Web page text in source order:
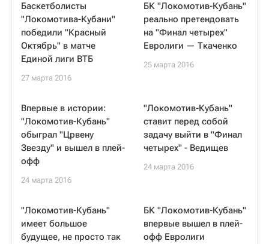
Баскетболисты
"Локомотива-Кубани"
победили "Красный
Октябрь" в матче
Единой лиги ВТБ
27 марта 2016
БК "Локомотив-Кубань"
реально претендовать
на "Финал четырех"
Евролиги — Ткаченко
25 марта 2016
Впервые в истории:
"Локомотив-Кубань"
обыграл "Црвену
Звезду" и вышел в плей-
офф
24 марта 2016
"Локомотив-Кубань"
ставит перед собой
задачу выйти в "Финал
четырех" - Ведищев
24 марта 2016
"Локомотив-Кубань"
имеет большое
будущее, не просто так
БК "Локомотив-Кубань"
впервые вышел в плей-
офф Евролиги